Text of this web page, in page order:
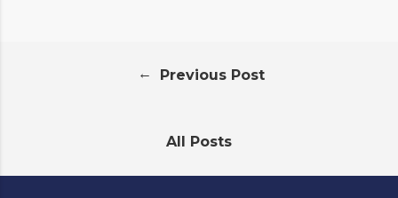
← Previous Post
All Posts